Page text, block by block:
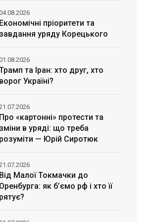
Економічні пріоритети та
завдання уряду Корецького
та Іран: хто друг, хто
ворог Україні?
Про «картонні» протести та
зміни в уряді: що треба
розуміти — Юрій Сиротюк
Від Малої Токмачки до
Оренбурга: як б’ємо рф і хто її
рятує?